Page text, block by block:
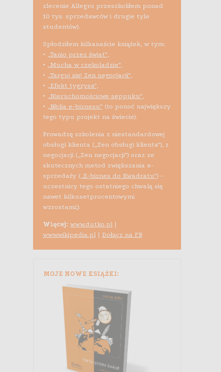
zlecenie Allegro przeszkoliłem ponad
10 tys. sprzedawców i drugie tyle
studentów).
Spłodziłem kilkanaście książek, w tym:
• „Tanio przez świat”,
• „Mucha w czekoladzie”,
• „Targuj się! Zen negocjacji”,
• „Efekt tygrysa”,
• „Nieruchomościowe seppuku”,
• „Biblia e-biznesu”(to ponoć największy
tego typu projekt na świecie).
Prowadzę szkolenia z niestandardowej
obsługi klienta („Zen obsługi klienta”), z
negocjacji („Zen negocjacji”) oraz ze
skutecznych metod zwiększania e-
sprzedaży („E-biznes do Kwadratu”) -
uczestnicy tego ostatniego chwalą się
nawet kilkusetprocentowymi
wzrostami;).
Więcej: www.dutko.pl|
www.wikipedia.pl| Dołącz na FB
MOJE NOWE KSIĄŻKI: